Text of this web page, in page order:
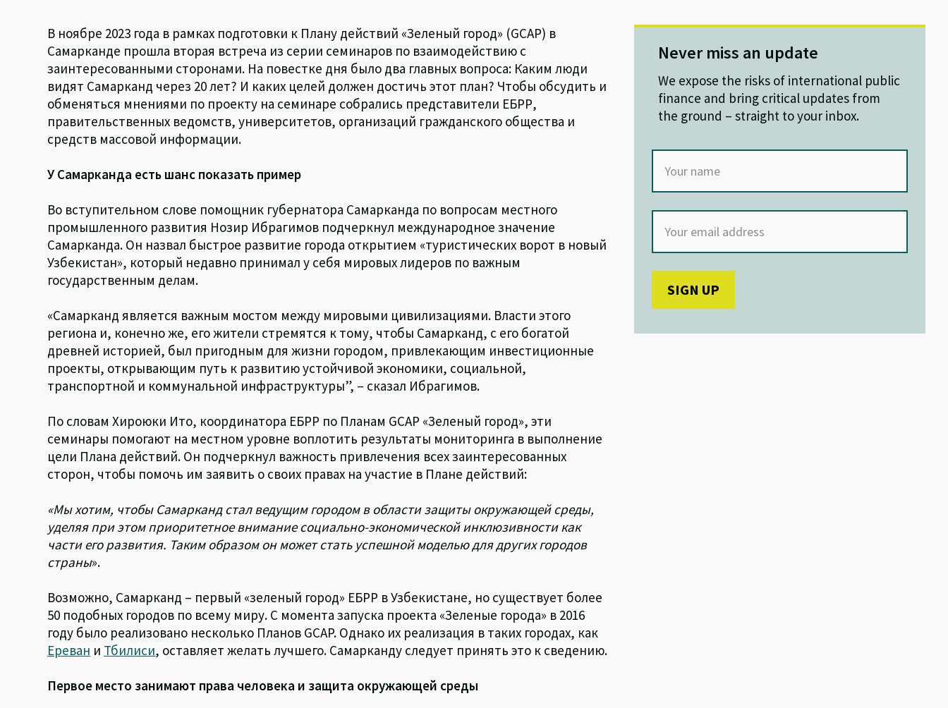
В ноябре 2023 года в рамках подготовки к Плану действий «Зеленый город» (GCAP) в
Самарканде прошла вторая встреча из серии семинаров по взаимодействию с
заинтересованными сторонами. На повестке дня было два главных вопроса: Каким люди
видят Самарканд через 20 лет? И каких целей должен достичь этот план? Чтобы обсудить и
обменяться мнениями по проекту на семинаре собрались представители ЕБРР,
правительственных ведомств, университетов, организаций гражданского общества и
средств массовой информации.
У Самарканда есть шанс показать пример
Во вступительном слове помощник губернатора Самарканда по вопросам местного
промышленного развития Нозир Ибрагимов подчеркнул международное значение
Самарканда. Он назвал быстрое развитие города открытием «туристических ворот в новый
Узбекистан», который недавно принимал у себя мировых лидеров по важным
государственным делам.
«Самарканд является важным мостом между мировыми цивилизациями. Власти этого
региона и, конечно же, его жители стремятся к тому, чтобы Самарканд, с его богатой
древней историей, был пригодным для жизни городом, привлекающим инвестиционные
проекты, открывающим путь к развитию устойчивой экономики, социальной,
транспортной и коммунальной инфраструктуры”, – сказал Ибрагимов.
По словам Хироюки Ито, координатора ЕБРР по Планам GCAP «Зеленый город», эти
семинары помогают на местном уровне воплотить результаты мониторинга в выполнение
цели Плана действий. Он подчеркнул важность привлечения всех заинтересованных
сторон, чтобы помочь им заявить о своих правах на участие в Плане действий:
«Мы хотим, чтобы Самарканд стал ведущим городом в области защиты окружающей среды,
уделяя при этом приоритетное внимание социально-экономической инклюзивности как
части его развития. Таким образом он может стать успешной моделью для других городов
страны».
Возможно, Самарканд – первый «зеленый город» ЕБРР в Узбекистане, но существует более
50 подобных городов по всему миру. С момента запуска проекта «Зеленые города» в 2016
году было реализовано несколько Планов GCAP. Однако их реализация в таких городах, как
Ереван и Тбилиси, оставляет желать лучшего. Самарканду следует принять это к сведению.
Первое место занимают права человека и защита окружающей среды
Never miss an update
We expose the risks of international public
finance and bring critical updates from
the ground – straight to your inbox.